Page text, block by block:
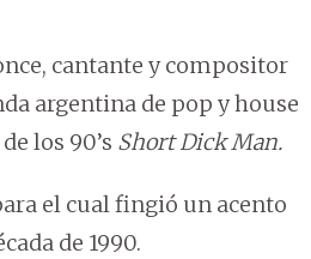
cantante y compositor
argentina de pop y house
los 90’s Short Dick Man.
el cual fingió un acento
de 1990.